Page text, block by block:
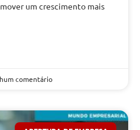
um crescimento mais
comentário